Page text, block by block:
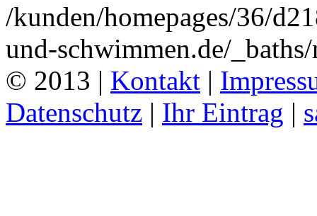
/kunden/homepages/36/
und-schwimmen.de/
© 2013 | Kontakt |
Datenschutz | Ihr Eintrag |